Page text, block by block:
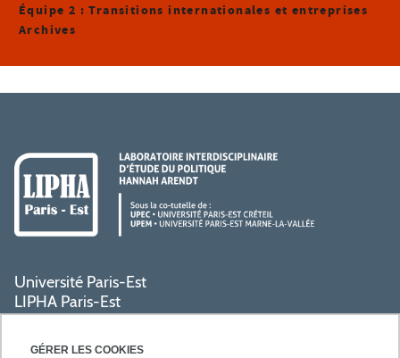
GÉRER LES COOKIES
Équipe 2 : Transitions internationales et entreprises
Archives
Université Paris-Est
LIPHA Paris-Est
Campus Centre de Créteil
61, avenue du Général de Gaulle